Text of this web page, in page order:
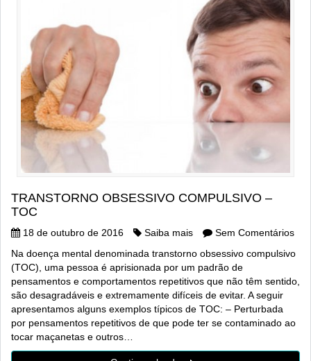
TRANSTORNO OBSESSIVO COMPULSIVO –
TOC
18 de outubro de 2016 Saiba mais
Sem Comentários
Na doença mental denominada transtorno obsessivo compulsivo
(TOC), uma pessoa é aprisionada por um padrão de
pensamentos e comportamentos repetitivos que não têm sentido,
são desagradáveis e extremamente difíceis de evitar. A seguir
apresentamos alguns exemplos típicos de TOC: – Perturbada
por pensamentos repetitivos de que pode ter se contaminado ao
tocar maçanetas e outros…